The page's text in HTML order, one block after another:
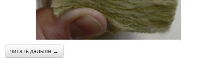
читать дальше →